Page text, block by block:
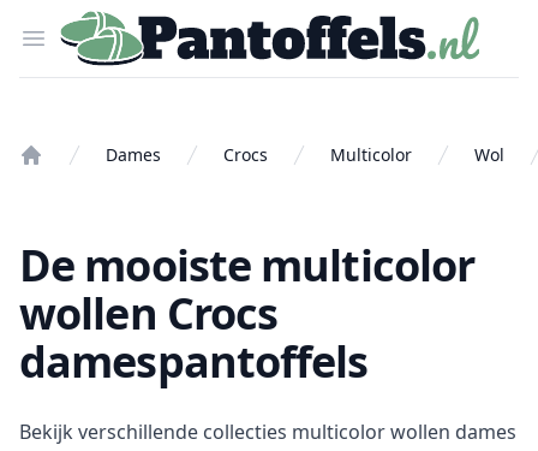
Open menu
Pantoffels.nl
Dames Crocs Multicolor Wol
De mooiste multicolor
wollen Crocs
damespantoffels
Bekijk verschillende collecties multicolor wollen dames